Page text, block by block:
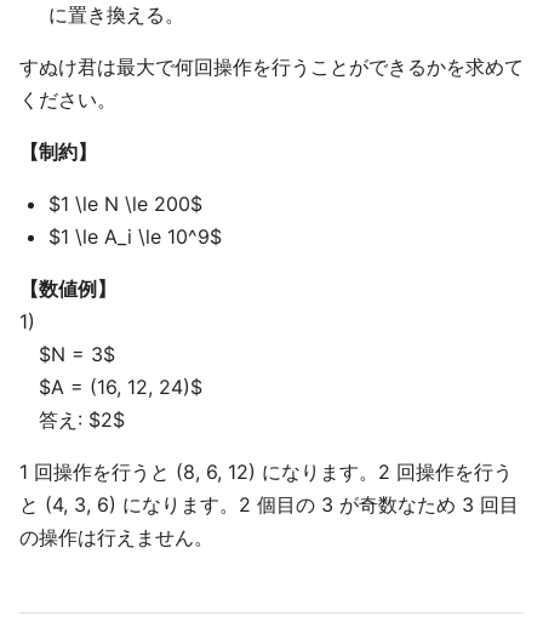
に置き換える。
すぬけ君は最大で何回操作を行うことができるかを求めて
ください。
【制約】
$1 \le N \le 200$
$1 \le A_i \le 10^9$
【数値例】
1)
$N = 3$
$A = (16, 12, 24)$
答え: $2$
1 回操作を行うと (8, 6, 12) になります。2 回操作を行う
と (4, 3, 6) になります。2 個目の 3 が奇数なため 3 回目
の操作は行えません。